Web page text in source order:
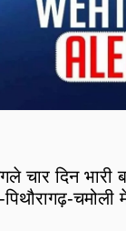
चार दिन भारी
चमोली